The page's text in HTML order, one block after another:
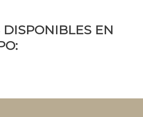
DISPONIBLES EN